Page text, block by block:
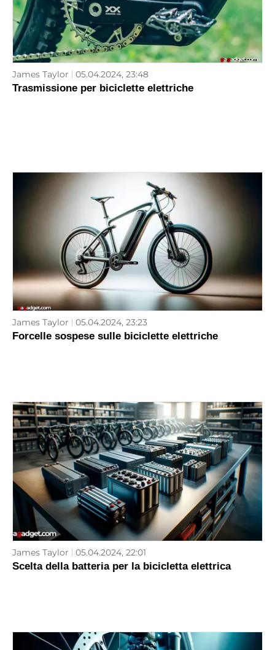
James Taylor 05.04.2024, 23:48
Trasmissione per biciclette elettriche
James Taylor 05.04.2024, 23:23
Forcelle sospese sulle biciclette elettriche
James Taylor 05.04.2024, 22:01
Scelta della batteria per la bicicletta elettrica